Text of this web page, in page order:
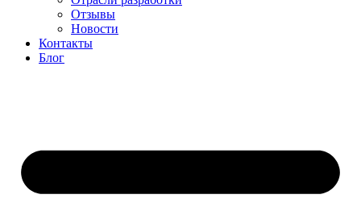
Отзывы
Новости
Контакты
Блог